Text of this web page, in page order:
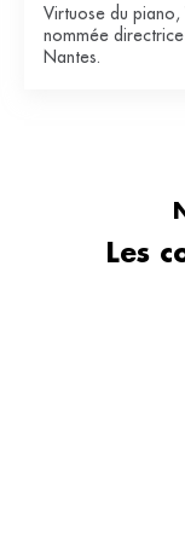
Virtuose du
nommée
Nantes.
Les